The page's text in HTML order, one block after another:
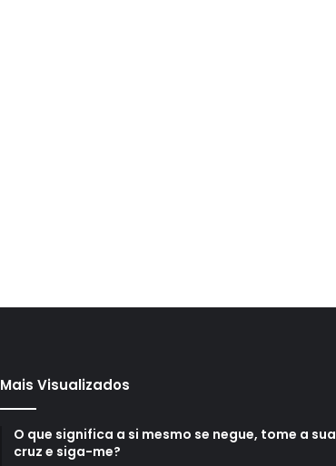
Mais Visualizados
O que significa a si mesmo se negue, tome a sua
cruz e siga-me?